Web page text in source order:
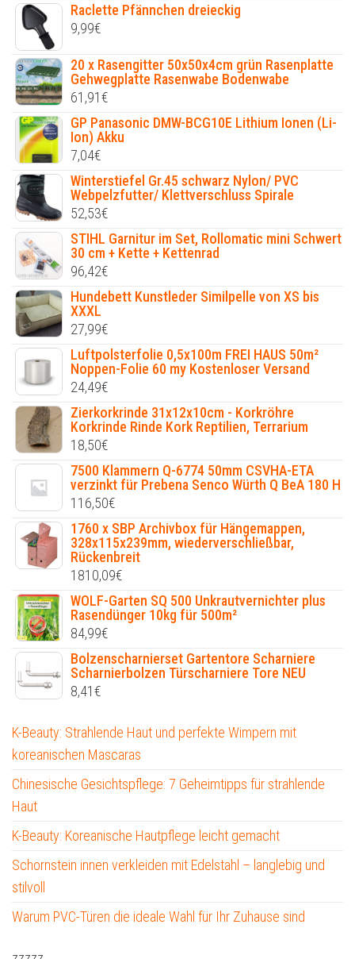
Raclette Pfännchen dreieckig
9,99€
20 x Rasengitter 50x50x4cm grün Rasenplatte
Gehwegplatte Rasenwabe Bodenwabe
61,91€
GP Panasonic DMW-BCG10E Lithium Ionen (Li-
Ion) Akku
7,04€
Winterstiefel Gr.45 schwarz Nylon/ PVC
Webpelzfutter/ Klettverschluss Spirale
52,53€
STIHL Garnitur im Set, Rollomatic mini Schwert
30 cm + Kette + Kettenrad
96,42€
Hundebett Kunstleder Similpelle von XS bis
XXXL
27,99€
Luftpolsterfolie 0,5x100m FREI HAUS 50m²
Noppen-Folie 60 my Kostenloser Versand
24,49€
Zierkorkrinde 31x12x10cm - Korkröhre
Korkrinde Rinde Kork Reptilien, Terrarium
18,50€
7500 Klammern Q-6774 50mm CSVHA-ETA
verzinkt für Prebena Senco Würth Q BeA 180 H
116,50€
1760 x SBP Archivbox für Hängemappen,
328x115x239mm, wiederverschließbar,
Rückenbreit
1810,09€
WOLF-Garten SQ 500 Unkrautvernichter plus
Rasendünger 10kg für 500m²
84,99€
Bolzenscharnierset Gartentore Scharniere
Scharnierbolzen Türscharniere Tore NEU
8,41€
K-Beauty: Strahlende Haut und perfekte Wimpern mit
koreanischen Mascaras
Chinesische Gesichtspflege: 7 Geheimtipps für strahlende
Haut
K-Beauty: Koreanische Hautpflege leicht gemacht
Schornstein innen verkleiden mit Edelstahl – langlebig und
stilvoll
Warum PVC-Türen die ideale Wahl für Ihr Zuhause sind